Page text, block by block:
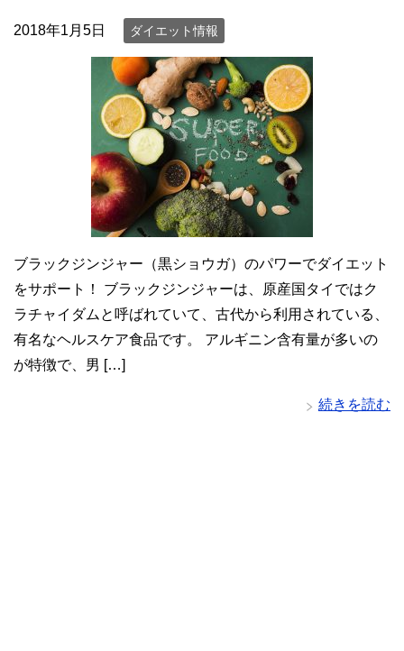
2018年1月5日 ダイエット情報
ブラックジンジャー（黒ショウガ）のパワーでダイエット
をサポート！ ブラックジンジャーは、原産国タイではク
ラチャイダムと呼ばれていて、古代から利用されている、
有名なヘルスケア食品です。 アルギニン含有量が多いの
が特徴で、男 […]
続きを読む